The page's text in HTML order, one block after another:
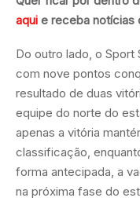
aqui e receba notícias
Do outro lado, o
com nove pontos
resultado de duas
equipe do norte do
apenas a vitória
classificação,
forma antecipada, a
na próxima fase do